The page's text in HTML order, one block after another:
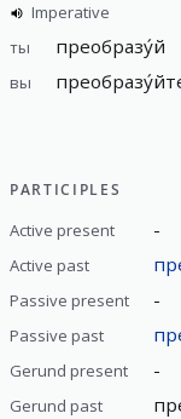
Imperative
ты
преобразу́й
вы
PARTICIPLES
Active present -
Active past
Passive present -
Passive past
Gerund present -
Gerund past